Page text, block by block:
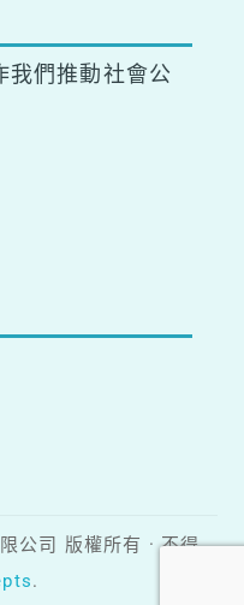
我們推動社會公
公司 版權所有 · 不得
.